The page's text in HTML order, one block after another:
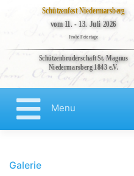
Bruderschaft
Kompanien
Schützenfest Niedermarsberg
vom 11. - 13. Juli 2026
Frohe Feiertage
Schützenbruderschaft St. Magnus
Niedermarsberg 1843 e.V.
Menu
Galerie